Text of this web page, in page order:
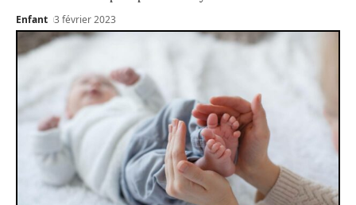
Enfant 3 février 2023